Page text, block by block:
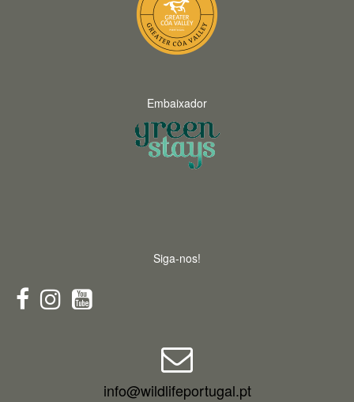
Embaixador
Siga-nos!
info@wildlifeportugal.pt